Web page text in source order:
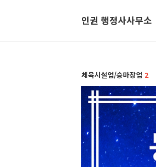
인권 행정사사무소
체육시설업/승마장업 2